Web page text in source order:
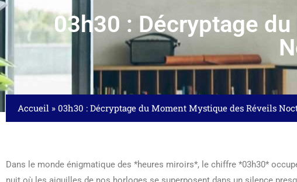
03h30 : Décryptage
Accueil » 03h30 : Décryptage du Moment Mystique des Réveils
Dans le monde énigmatique des *heures miroirs*, le chiffre *03h30*